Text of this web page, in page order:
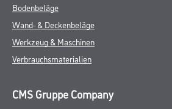
Bodenbeläge
Wand- & Deckenbeläge
Werkzeug & Maschinen
Verbrauchsmaterialien
CMS Gruppe Company